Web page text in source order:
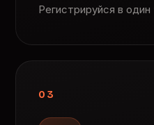
Регистрируйся в один
03